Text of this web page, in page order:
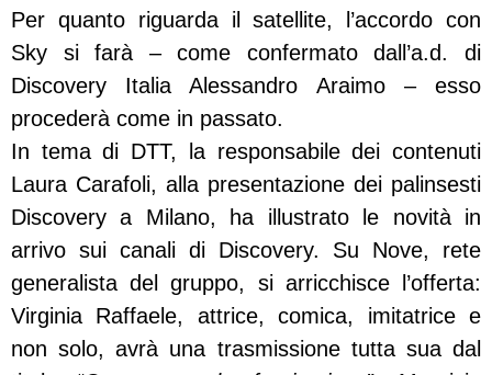
Per quanto riguarda il satellite, l’accordo con
Sky si farà – come confermato dall’a.d. di
Discovery Italia Alessandro Araimo – esso
procederà come in passato.
In tema di DTT, la responsabile dei contenuti
Laura Carafoli, alla presentazione dei palinsesti
Discovery a Milano, ha illustrato le novità in
arrivo sui canali di Discovery. Su Nove, rete
generalista del gruppo, si arricchisce l’offerta:
Virginia Raffaele, attrice, comica, imitatrice e
non solo, avrà una trasmissione tutta sua dal